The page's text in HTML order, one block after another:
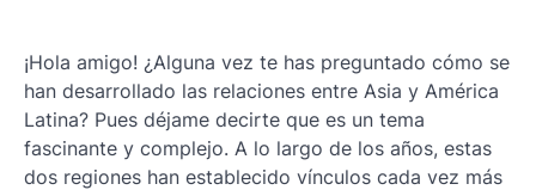
¡Hola amigo! ¿Alguna vez te has preguntado cómo se
han desarrollado las relaciones entre Asia y América
Latina? Pues déjame decirte que es un tema
fascinante y complejo. A lo largo de los años, estas
dos regiones han establecido vínculos cada vez más